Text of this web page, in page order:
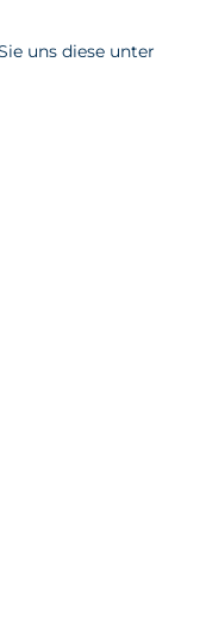
uns diese unter